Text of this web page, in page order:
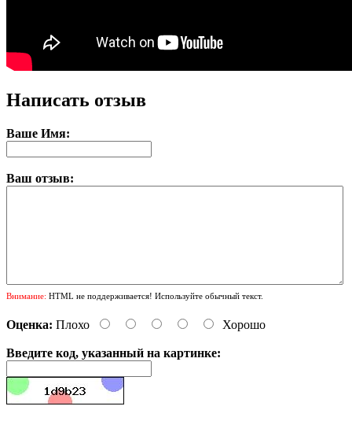
Написать отзыв
Ваше Имя:
Ваш отзыв:
Внимание: HTML не поддерживается! Используйте обычный текст.
Оценка: Плохо Хорошо
Введите код, указанный на картинке: